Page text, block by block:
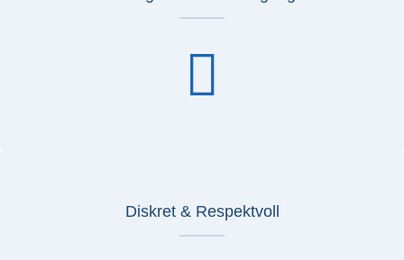
Diskret & Respektvoll